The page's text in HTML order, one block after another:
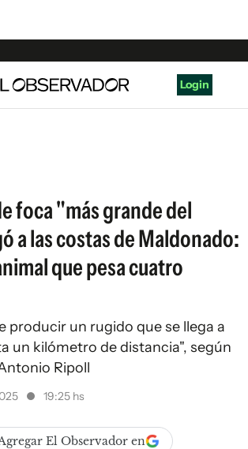
Login
foca "más grande del
a las costas de Maldonado:
que pesa cuatro
producir un rugido que se llega a
un kilómetro de distancia", según
Ripoll
19:25 hs
El Observador en